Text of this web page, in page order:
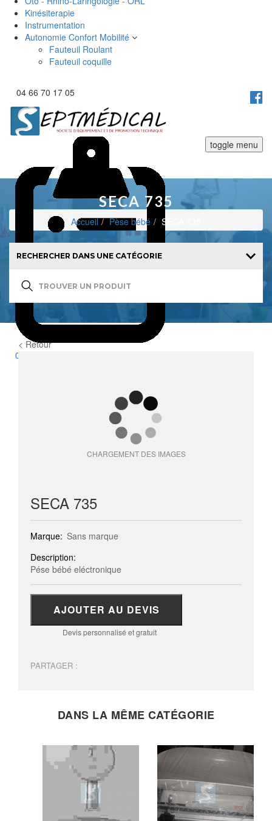
Kinésiterapie
Instrumentation
Autonomie Confort Mobilité
Fauteuil Roulant
Fauteuil coquille
04 66 70 17 05
toggle menu
0
SECA 735
Accueil Pèse bébé SECA 735
< Retour
CHARGEMENT DES IMAGES
SECA 735
Marque: Sans marque
Description:
Pése bébé eléctronique
AJOUTER AU DEVIS
Devis personnalisé et gratuit
PARTAGER :
DANS LA MÊME CATÉGORIE